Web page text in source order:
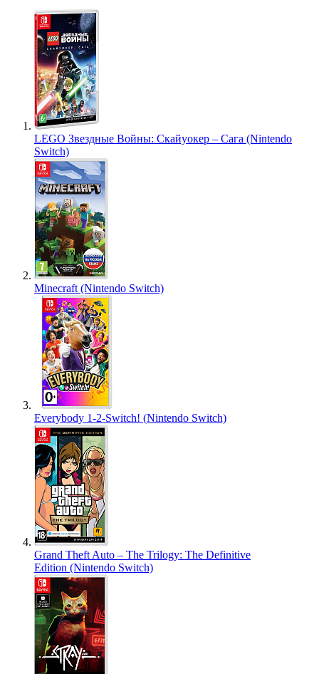
LEGO Звездные Войны: Скайуокер – Сага (Nintendo
Switch)
Minecraft (Nintendo Switch)
Everybody 1-2-Switch! (Nintendo Switch)
Grand Theft Auto – The Trilogy: The Definitive
Edition (Nintendo Switch)